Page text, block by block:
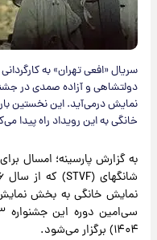
سریال «افعی تهران» به
دولتشاهی و آزاده صمدی در
نمایش درمی‌آید. این نخستین
خانگی به این رویداد راه پیدا
به گزارش پارسینه؛ امسال
نمایش خانگی به بخش نمایش
۱۴۰۴) برگزار می‌شود.